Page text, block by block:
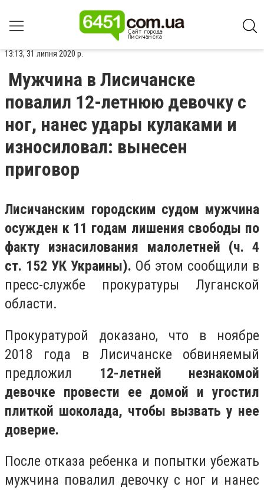
13:13, 31 липня 2020 р.
Мужчина в Лисичанске
повалил 12-летнюю девочку с
ног, нанес удары кулаками и
износиловал: вынесен
приговор
Лисичанским городским судом мужчина
осужден к 11 годам лишения свободы по
факту изнасилования малолетней (ч. 4
ст. 152 УК Украины). Об этом сообщили в
пресс-службе прокуратуры Луганской
области.
Прокуратурой доказано, что в ноябре
2018 года в Лисичанске обвиняемый
предложил 12-летней незнакомой
девочке провести ее домой и угостил
плиткой шоколада, чтобы вызвать у нее
доверие.
После отказа ребенка и попытки убежать
мужчина повалил девочку с ног и нанес